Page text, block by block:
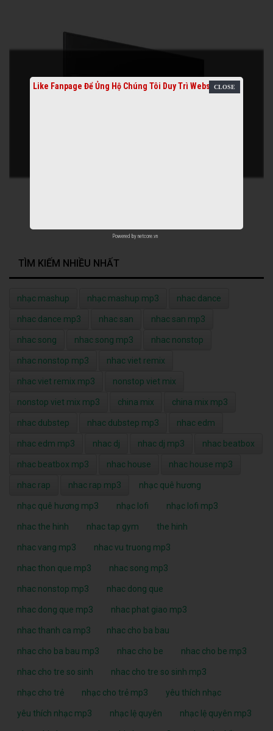
TÌM KIẾM NHIỀU NHẤT
nhạc mashup nhạc mashup mp3 nhac dance
nhac dance mp3 nhac san nhac san mp3
nhac song nhac song mp3 nhac nonstop
nhac nonstop mp3 nhac viet remix
nhac viet remix mp3 nonstop viet mix
nonstop viet mix mp3 china mix china mix mp3
nhac dubstep nhac dubstep mp3 nhac edm
nhac edm mp3 nhac dj nhac dj mp3 nhac beatbox
nhac beatbox mp3 nhac house nhac house mp3
nhac rap nhac rap mp3 nhạc quê hương
nhạc quê hương mp3 nhạc lofi nhạc lofi mp3
nhac the hinh nhac tap gym the hinh
nhac vang mp3 nhac vu truong mp3
nhac thon que mp3 nhac song mp3
nhac nonstop mp3 nhac dong que
nhac dong que mp3 nhac phat giao mp3
nhac thanh ca mp3 nhac cho ba bau
nhac cho ba bau mp3 nhac cho be nhac cho be mp3
nhac cho tre so sinh nhac cho tre so sinh mp3
nhạc cho trẻ nhạc cho trẻ mp3 yêu thích nhạc
yêu thích nhạc mp3 nhạc lệ quyên nhạc lệ quyên mp3
Like Fanpage Để Ủng Hộ Chúng Tôi Duy Trì Website
Powered by netcore.vn